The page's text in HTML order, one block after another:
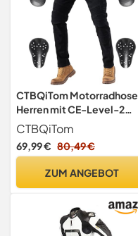
CTBQiTom Motorradhose
Herren mit CE-Level-2
Protektoren | Elastische
Hose für Stadt & Touring |
Abnehmbare Knie- und
CTBQiTom
69,99 € 80,49 €
ZUM ANGEBOT